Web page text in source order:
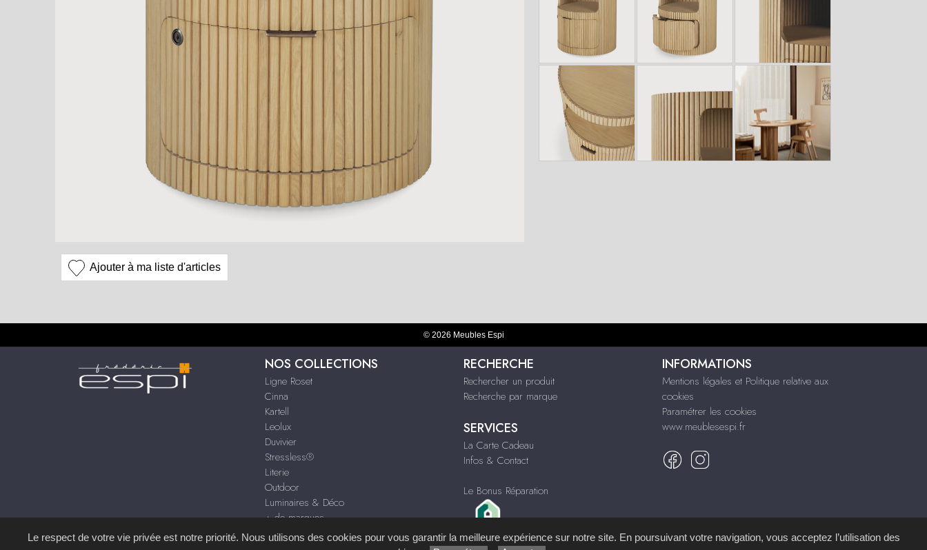
Ajouter à ma liste d'articles
© 2026 Meubles Espi
NOS COLLECTIONS
Ligne Roset
Cinna
Kartell
Leolux
Duvivier
Stressless®
Literie
Outdoor
Luminaires & Déco
+ de marques
RECHERCHE
Rechercher un produit
Recherche par marque
SERVICES
La Carte Cadeau
Infos & Contact
Le Bonus Réparation
INFORMATIONS
Mentions légales et Politique relative aux
cookies
Paramétrer les cookies
www.meublesespi.fr
Le respect de votre vie privée est notre priorité. Nous utilisons des cookies pour vous garantir la meilleure expérience sur notre site. En poursuivant votre navigation, vous acceptez l’utilisation des